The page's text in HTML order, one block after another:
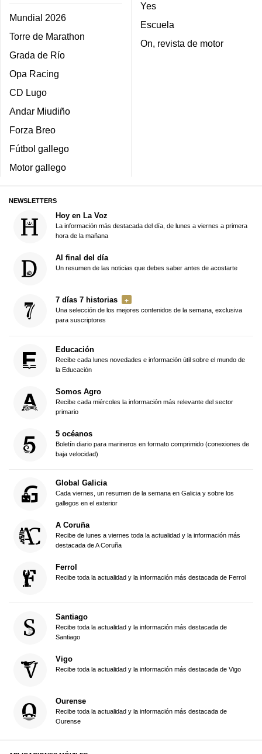
Mundial 2026
Torre de Marathon
Grada de Río
Opa Racing
CD Lugo
Andar Miudiño
Forza Breo
Fútbol gallego
Motor gallego
Yes
Escuela
On, revista de motor
NEWSLETTERS
Hoy en La Voz
La información más destacada del día, de lunes a viernes a primera
hora de la mañana
Al final del día
Un resumen de las noticias que debes saber antes de acostarte
7 días 7 historias
Una selección de los mejores contenidos de la semana, exclusiva
para suscriptores
Educación
Recibe cada lunes novedades e información útil sobre el mundo de
la Educación
Somos Agro
Recibe cada miércoles la información más relevante del sector
primario
5 océanos
Boletín diario para marineros en formato comprimido (conexiones de
baja velocidad)
Global Galicia
Cada viernes, un resumen de la semana en Galicia y sobre los
gallegos en el exterior
A Coruña
Recibe de lunes a viernes toda la actualidad y la información más
destacada de A Coruña
Ferrol
Recibe toda la actualidad y la información más destacada de Ferrol
Santiago
Recibe toda la actualidad y la información más destacada de
Santiago
Vigo
Recibe toda la actualidad y la información más destacada de Vigo
Ourense
Recibe toda la actualidad y la información más destacada de
Ourense